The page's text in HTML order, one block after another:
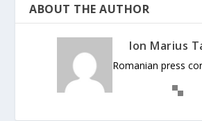
ABOUT THE AUTHOR
Ion Marius
Romanian press